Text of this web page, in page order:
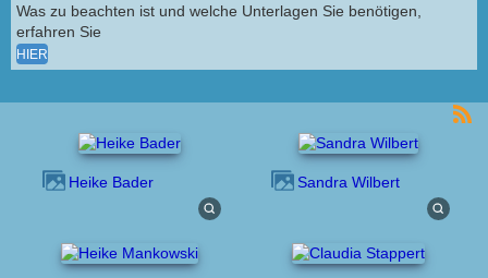
Was zu beachten ist und welche Unterlagen Sie benötigen,
erfahren Sie
HIER
Heike Bader Sandra Wilbert